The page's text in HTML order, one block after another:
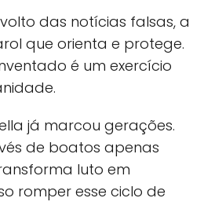
das notícias falsas, a
que orienta e protege.
é um exercício
já marcou gerações.
de boatos apenas
luto em
romper esse ciclo de